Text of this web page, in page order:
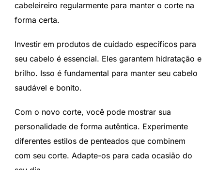
cabeleireiro regularmente para manter o corte na
forma certa.
Investir em produtos de cuidado específicos para
seu cabelo é essencial. Eles garantem hidratação e
brilho. Isso é fundamental para manter seu cabelo
saudável e bonito.
Com o novo corte, você pode mostrar sua
personalidade de forma autêntica. Experimente
diferentes estilos de penteados que combinem
com seu corte. Adapte-os para cada ocasião do